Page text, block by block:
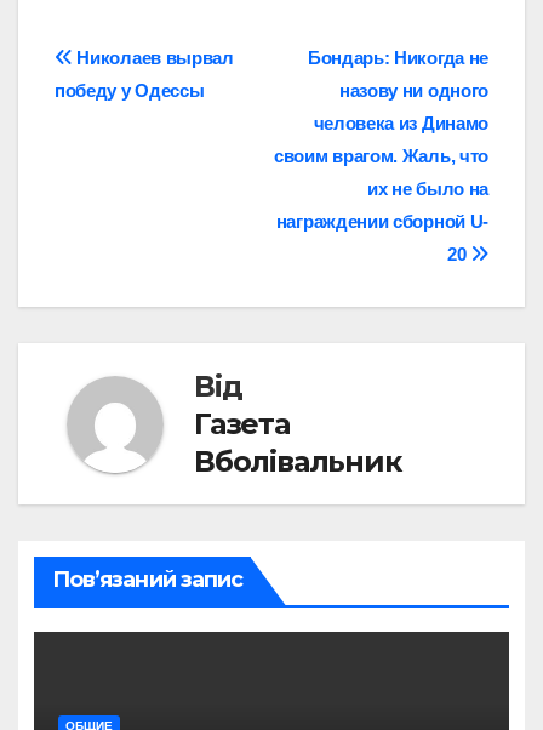
Навігація
записів
Бондарь: Никогда не
назову ни одного
человека из Динамо
своим врагом. Жаль, что
их не было на
награждении сборной U-
20
Николаев вырвал
победу у Одессы
Від
Газета
Вболівальник
Пов’язаний запис
ОБЩИЕ